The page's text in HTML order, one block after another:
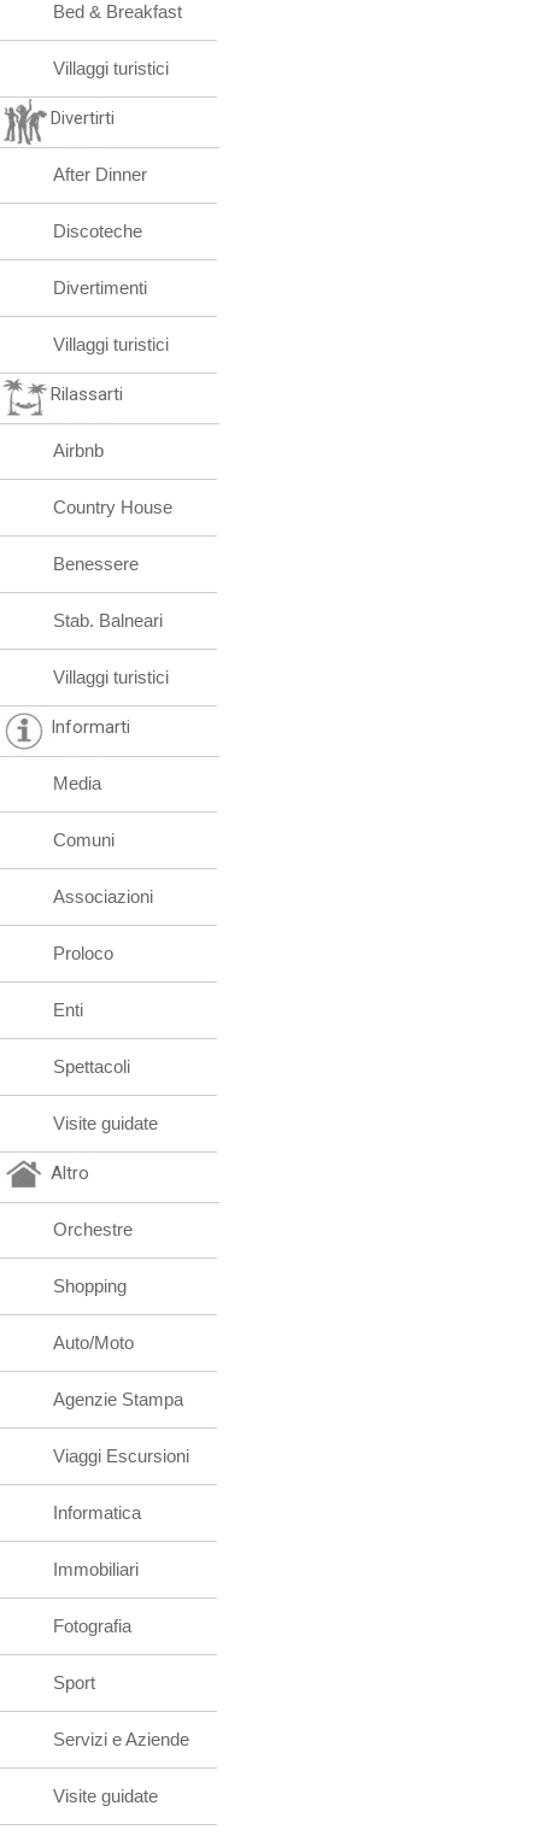
Bed & Breakfast
Villaggi turistici
Divertirti
After Dinner
Discoteche
Divertimenti
Villaggi turistici
Rilassarti
Airbnb
Country House
Benessere
Stab. Balneari
Villaggi turistici
Informarti
Media
Comuni
Associazioni
Proloco
Enti
Spettacoli
Visite guidate
Altro
Orchestre
Shopping
Auto/Moto
Agenzie Stampa
Viaggi Escursioni
Informatica
Immobiliari
Fotografia
Sport
Servizi e Aziende
Visite guidate